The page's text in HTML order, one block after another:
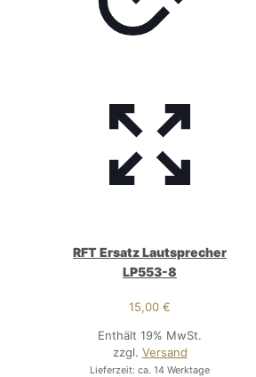
RFT Ersatz Lautsprecher
LP553-8
15,00€
Enthält 19% MwSt.
zzgl. Versand
Lieferzeit: ca. 14 Werktage